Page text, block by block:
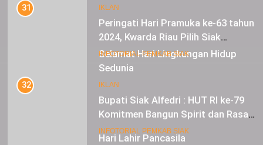
IKLAN
Selamat Hari Lingkungan Hidup
Sedunia
IKLAN
Hari Lahir Pancasila
Peringati Hari Pramuka ke-63 tahun
2024, Kwarda Riau Pilih Siak
Sebagai Tuan Rumah
INFOTORIAL PEMKAB SIAK
Bupati Siak Alfedri : HUT RI ke-79
Komitmen Bangun Spirit dan Rasa
Nasionalisme
INFOTORIAL PEMKAB SIAK